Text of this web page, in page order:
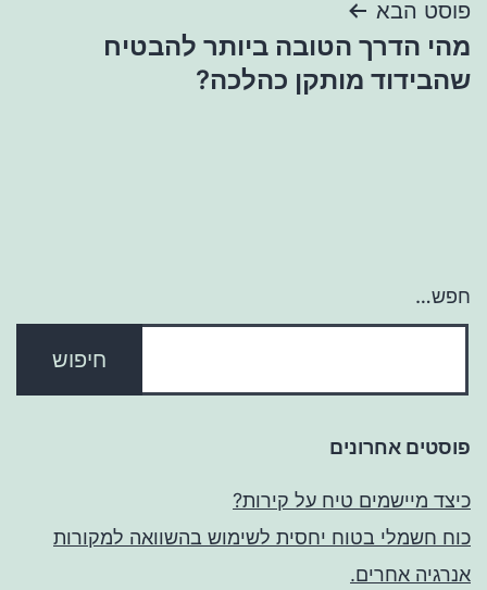
פוסט הבא
מהי הדרך הטובה ביותר להבטיח
שהבידוד מותקן כהלכה?
חפש…
פוסטים אחרונים
כיצד מיישמים טיח על קירות?
כוח חשמלי בטוח יחסית לשימוש בהשוואה למקורות
אנרגיה אחרים.